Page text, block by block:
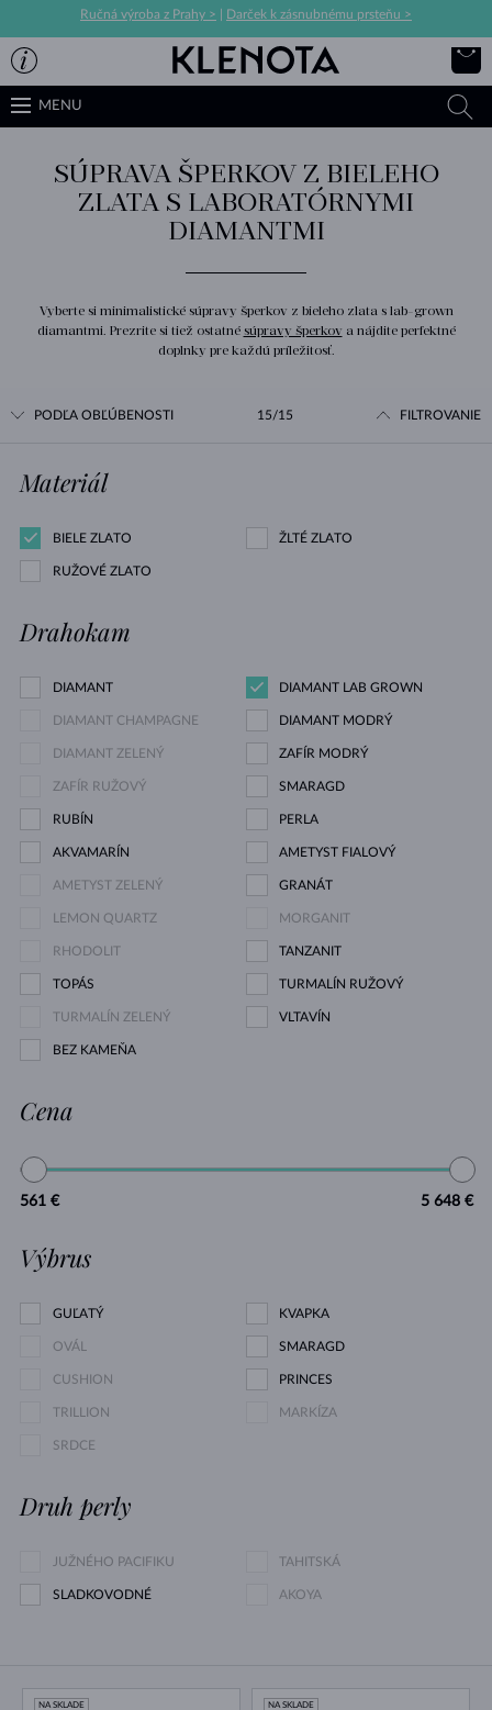
Ručná výroba z Prahy > Darček k zásnubnému prsteňu >
MENU
SÚPRAVA ŠPERKOV Z BIELEHO
ZLATA S LABORATÓRNYMI
DIAMANTMI
Vyberte si minimalistické súpravy šperkov z bieleho zlata s lab-grown
diamantmi. Prezrite si tiež ostatné súpravy šperkov a nájdite perfektné
doplnky pre každú príležitosť.
PODĽA OBĽÚBENOSTI 15/15 FILTROVANIE
Materiál
BIELE ZLATO ŽLTÉ ZLATO
RUŽOVÉ ZLATO
Drahokam
DIAMANT DIAMANT LAB GROWN
DIAMANT CHAMPAGNE DIAMANT MODRÝ
DIAMANT ZELENÝ ZAFÍR MODRÝ
ZAFÍR RUŽOVÝ SMARAGD
RUBÍN PERLA
AKVAMARÍN AMETYST FIALOVÝ
AMETYST ZELENÝ GRANÁT
LEMON QUARTZ MORGANIT
RHODOLIT TANZANIT
TOPÁS TURMALÍN RUŽOVÝ
TURMALÍN ZELENÝ VLTAVÍN
BEZ KAMEŇA
Cena
561 € 5 648 €
Výbrus
GUĽATÝ KVAPKA
OVÁL SMARAGD
CUSHION PRINCES
TRILLION MARKÍZA
SRDCE
Druh perly
JUŽNÉHO PACIFIKU TAHITSKÁ
SLADKOVODNÉ AKOYA
NA SKLADE NA SKLADE